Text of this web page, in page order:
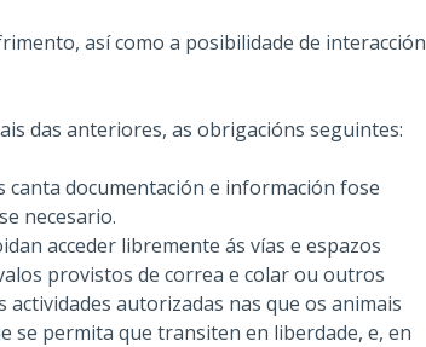
así como a posibilidade de interacción
das anteriores, as obrigacións seguintes:
canta documentación e información fose
necesario.
acceder libremente ás vías e espazos
provistos de correa e colar ou outros
autorizadas nas que os animais
se permita que transiten en liberdade, e, en